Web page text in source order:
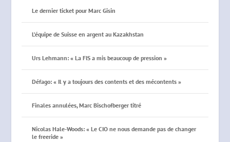
Le dernier ticket pour Marc Gisin
L’équipe de Suisse en argent au Kazakhstan
Urs Lehmann: « La FIS a mis beaucoup de pression »
Défago: « Il y a toujours des contents et des mécontents »
Finales annulées, Marc Bischofberger titré
Nicolas Hale-Woods: « Le CIO ne nous demande pas de changer
le freeride »